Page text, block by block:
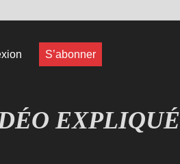
S’abonner
JEUX VIDÉOEXPLIQUÉ